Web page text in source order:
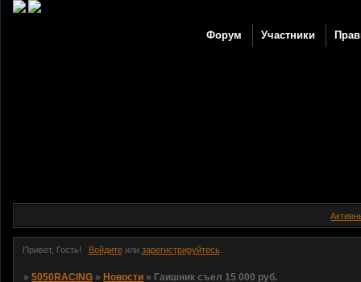
Форум Участники
Привет, Гость! Войдитеили зарегистрируйтесь.
»5050RACING » Новости » Гаишник съел 15 000 руб.